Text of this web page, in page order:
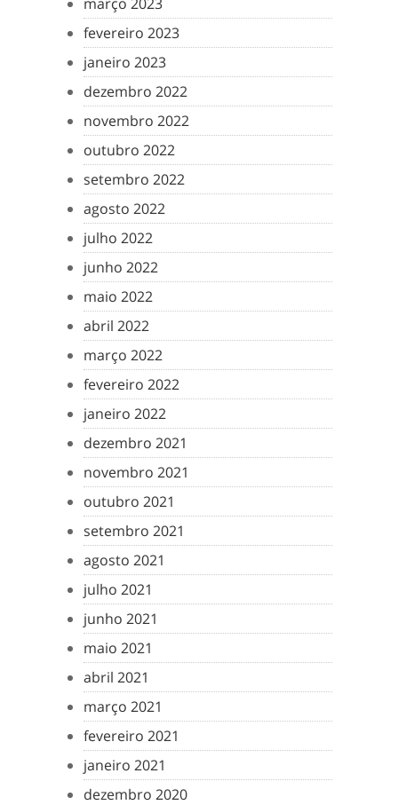
fevereiro 2023
janeiro 2023
dezembro 2022
novembro 2022
outubro 2022
setembro 2022
agosto 2022
julho 2022
junho 2022
maio 2022
abril 2022
março 2022
fevereiro 2022
janeiro 2022
dezembro 2021
novembro 2021
outubro 2021
setembro 2021
agosto 2021
julho 2021
junho 2021
maio 2021
abril 2021
março 2021
fevereiro 2021
janeiro 2021
dezembro 2020